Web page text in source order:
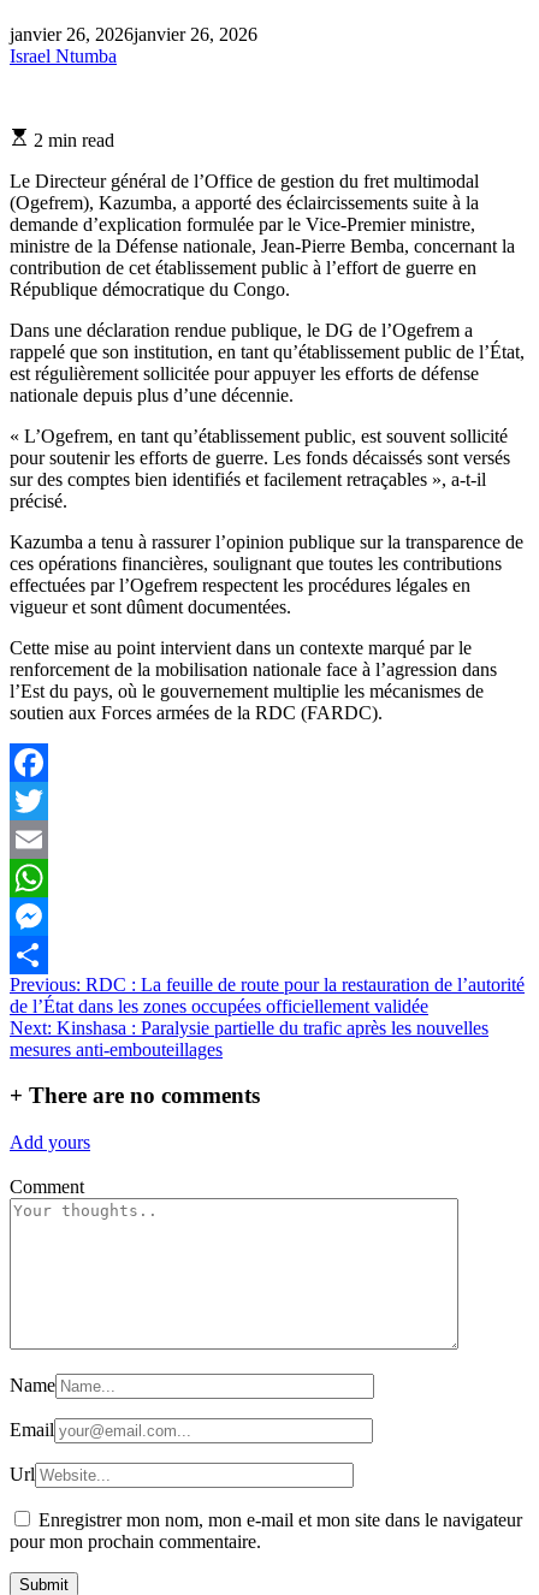
janvier 26, 2026janvier 26, 2026
Israel Ntumba
Estimated
time
2 min read
Le Directeur général de l’Office de gestion du fret multimodal
(Ogefrem), Kazumba, a apporté des éclaircissements suite à la
demande d’explication formulée par le Vice-Premier ministre,
ministre de la Défense nationale, Jean-Pierre Bemba, concernant la
contribution de cet établissement public à l’effort de guerre en
République démocratique du Congo.
Dans une déclaration rendue publique, le DG de l’Ogefrem a
rappelé que son institution, en tant qu’établissement public de l’État,
est régulièrement sollicitée pour appuyer les efforts de défense
nationale depuis plus d’une décennie.
« L’Ogefrem, en tant qu’établissement public, est souvent sollicité
pour soutenir les efforts de guerre. Les fonds décaissés sont versés
sur des comptes bien identifiés et facilement retraçables », a-t-il
précisé.
Kazumba a tenu à rassurer l’opinion publique sur la transparence de
ces opérations financières, soulignant que toutes les contributions
effectuées par l’Ogefrem respectent les procédures légales en
vigueur et sont dûment documentées.
Cette mise au point intervient dans un contexte marqué par le
renforcement de la mobilisation nationale face à l’agression dans
l’Est du pays, où le gouvernement multiplie les mécanismes de
soutien aux Forces armées de la RDC (FARDC).
Facebook
Twitter
Email
WhatsApp
Messenger
Partager
Navigation
de
l’article
Previous: RDC : La feuille de route pour la restauration de l’autorité
de l’État dans les zones occupées officiellement validée
Next: Kinshasa : Paralysie partielle du trafic après les nouvelles
mesures anti-embouteillages
+ There are no comments
Add yours
Comment
Name
Email
Url
Enregistrer mon nom, mon e-mail et mon site dans le navigateur
pour mon prochain commentaire.